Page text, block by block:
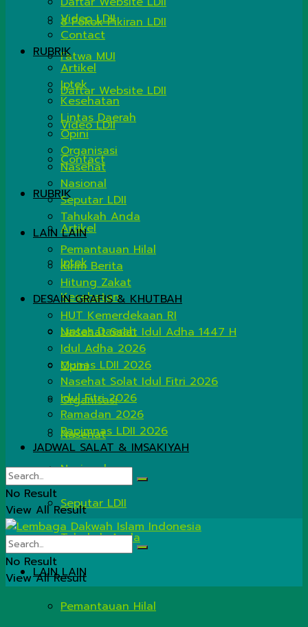
8 Pokok Pikiran LDII
Fatwa MUI
Daftar Website LDII
Video LDII
Contact
RUBRIK
Artikel
Iptek
Kesehatan
Lintas Daerah
Opini
Organisasi
Nasehat
Nasional
Seputar LDII
Tahukah Anda
LAIN LAIN
Pemantauan Hilal
Video LDII
Contact
RUBRIK
Artikel
Iptek
Kesehatan
Lintas Daerah
Opini
Organisasi
Nasehat
Nasional
Seputar LDII
Tahukah Anda
LAIN LAIN
Pemantauan Hilal
Kirim Berita
Hitung Zakat
DESAIN GRAFIS & KHUTBAH
HUT Kemerdekaan RI
Nasehat Salat Idul Adha 1447 H
Idul Adha 2026
Munas LDII 2026
Nasehat Solat Idul Fitri 2026
Idul Fitri 2026
Ramadan 2026
Rapimnas LDII 2026
JADWAL SALAT & IMSAKIYAH
No Result
View All Result
No Result
View All Result